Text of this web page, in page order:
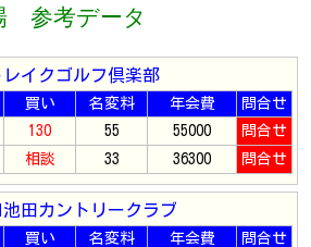
参考データ
レイクゴルフ倶楽部
買い 名変料 年会費
問合せ
130 55 55000
問合せ
相談 33 36300 問合せ
池田カントリークラブ
買い 名変料 年会費
問合せ